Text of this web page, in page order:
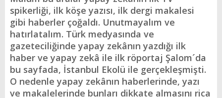
spikerliği, ilk köşe yazısı, ilk dergi makalesi
gibi haberler çoğaldı. Unutmayalım ve
hatırlatalım. Türk medyasında ve
gazeteciliğinde yapay zekânın yazdığı ilk
haber ve yapay zekâ ile ilk röportaj Şalom´da
bu sayfada, İstanbul Ekolü ile gerçekleşmişti.
O nedenle yapay zekânın haberlerinde, yazı
ve makalelerinde bunları dikkate almasını rica